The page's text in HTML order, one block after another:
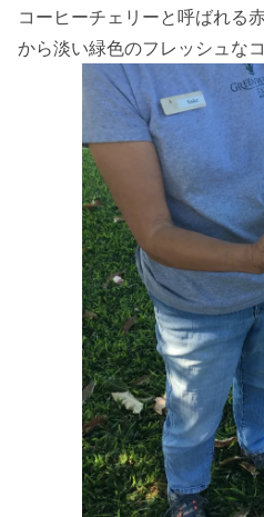
コーヒーチェリーと呼ばれる
から淡い緑色のフレッシュな